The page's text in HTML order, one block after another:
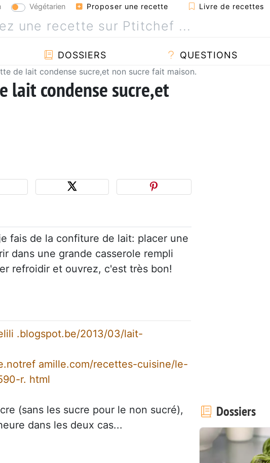
Végétarien Proposer une recette Livre de recettes
DOSSIERS QUESTIONS
de lait condense sucre,et non sucre fait maison.
lait condense sucre,et
fais de la confiture de lait: placer une
dans une grande casserole rempli
refroidir et ouvrez, c'est très bon!
.blogspot.be/2013/03/lait-
amille.com/recettes-cuisine/le-
r. html
(sans les sucre pour le non sucré),
dans les deux cas...
Dossiers